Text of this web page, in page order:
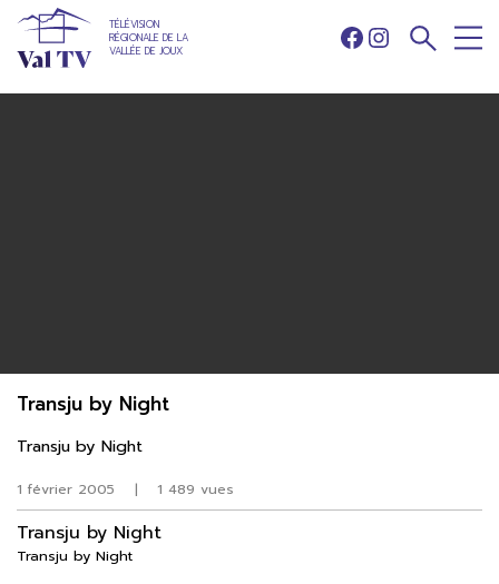
TÉLÉVISION
RÉGIONALE DE LA
VALLÉE DE JOUX
Facebook
Instagram
1 février 2005 | 1 489 vues
Transju by Night
Transju by Night
Transju by Night
Transju by Night